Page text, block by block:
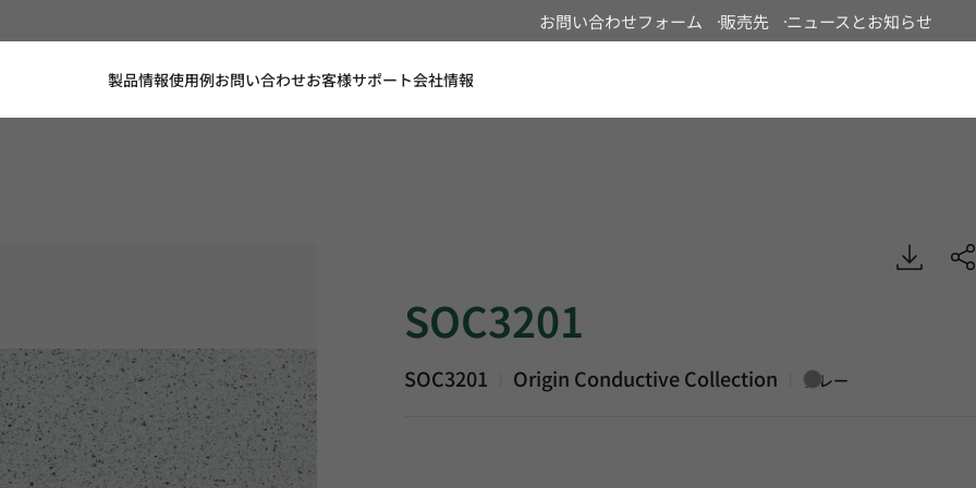
お問い合わせフォーム 販売先 ニュースとお知らせ
製品情報使用例お問い合わせお客様サポート会社情報
SOC3201
SOC3201 Origin Conductive Collection グレー